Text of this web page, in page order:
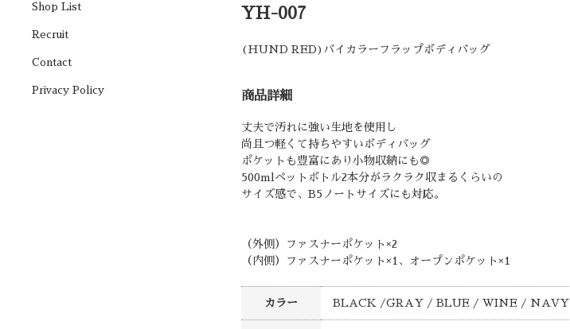
Shop List
Recruit
Contact
Privacy Policy
YH-007
(HUND RED)バイカラーフラップボディバッグ
商品詳細
丈夫で汚れに強い生地を使用し
尚且つ軽くて持ちやすいボディバッグ
ポケットも豊富にあり小物収納にも◎
500mlペットボトル2本分がラクラク収まるくらいの
サイズ感で、B5ノートサイズにも対応。
（外側）ファスナーポケット×2
（内側）ファスナーポケット×1、オープンポケット×1
カラー BLACK /GRAY / BLUE / WINE / NAVY